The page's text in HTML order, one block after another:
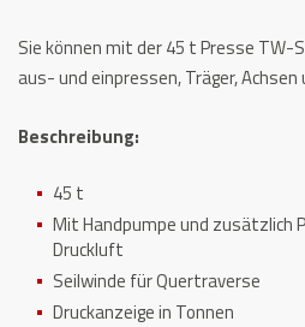
Sie können mit der 45 t Presse TW-
aus- und einpressen, Träger,
Beschreibung:
45 t
Mit Handpumpe und zusätzlich
Druckluft
Seilwinde für Quertraverse
Druckanzeige in Tonnen